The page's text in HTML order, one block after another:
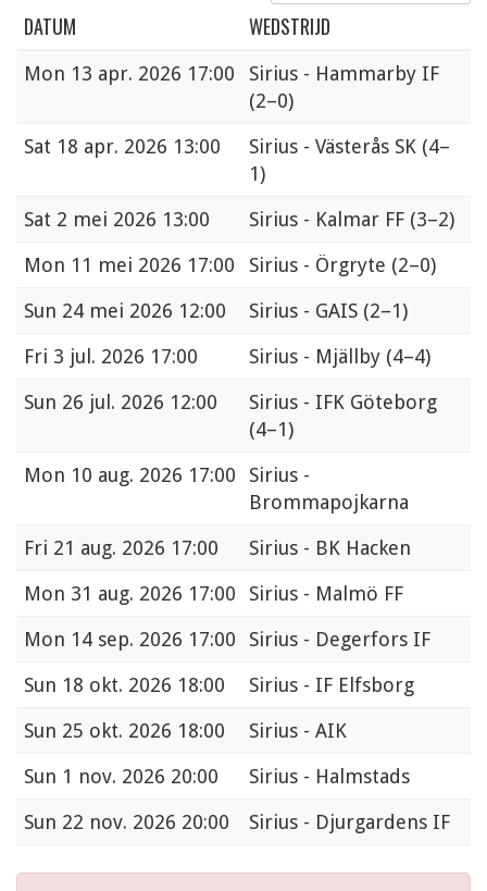
DATUM WEDSTRIJD
Mon 13 apr. 2026 17:00
Sirius - Hammarby IF
(2–0)
Sat 18 apr. 2026 13:00 Sirius - Västerås SK (4–
1)
Sat 2 mei 2026 13:00 Sirius - Kalmar FF (3–2)
Mon 11 mei 2026 17:00 Sirius - Örgryte (2–0)
Sun 24 mei 2026 12:00 Sirius - GAIS (2–1)
Fri 3 jul. 2026 17:00 Sirius - Mjällby (4–4)
Sun 26 jul. 2026 12:00
Sirius - IFK Göteborg
(4–1)
Mon 10 aug. 2026 17:00
Sirius -
Brommapojkarna
Fri 21 aug. 2026 17:00
Sirius - BK Hacken
Mon 31 aug. 2026 17:00
Sirius - Malmö FF
Mon 14 sep. 2026 17:00
Sirius - Degerfors IF
Sun 18 okt. 2026 18:00
Sirius - IF Elfsborg
Sun 25 okt. 2026 18:00
Sirius - AIK
Sun 1 nov. 2026 20:00
Sirius - Halmstads
Sun 22 nov. 2026 20:00 Sirius - Djurgardens IF